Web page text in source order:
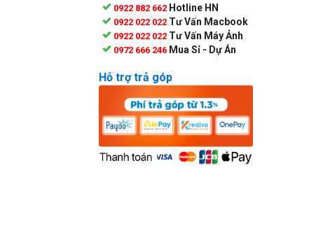
0922 882 662 Hotline HN
0922 022 022 Tư Vấn Macbook
0922 022 022 Tư Vấn Máy Ảnh
0972 666 246 Mua Sỉ - Dự Án
Hỗ trợ trả góp